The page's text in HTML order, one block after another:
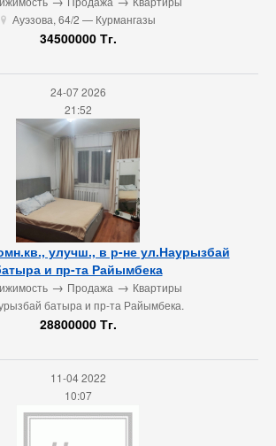
u Ауэзова, 64/2 — Курмангазы
34500000 Тг.
24-07 2026
21:52
улучш., в р-не ул.Наурызбай
и пр-та Райымбека
→ Продажа → Квартиры
батыра и пр-та Райымбека.
28800000 Тг.
11-04 2022
10:07